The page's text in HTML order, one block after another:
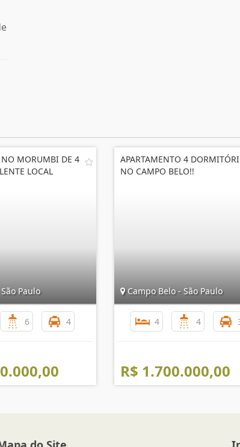
NO MORUMBI DE 4
LOCAL
Paulo
6 4
APARTAMENTO 4
NO CAMPO BELO!!
Campo Belo - São Paulo
4 4
R$ 1.700.000,00